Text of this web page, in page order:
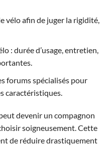
vélo afin de juger la rigidité,
: durée d’usage, entretien,
forums spécialisés pour
caractéristiques.
devenir un compagnon
soigneusement. Cette
de réduire drastiquement